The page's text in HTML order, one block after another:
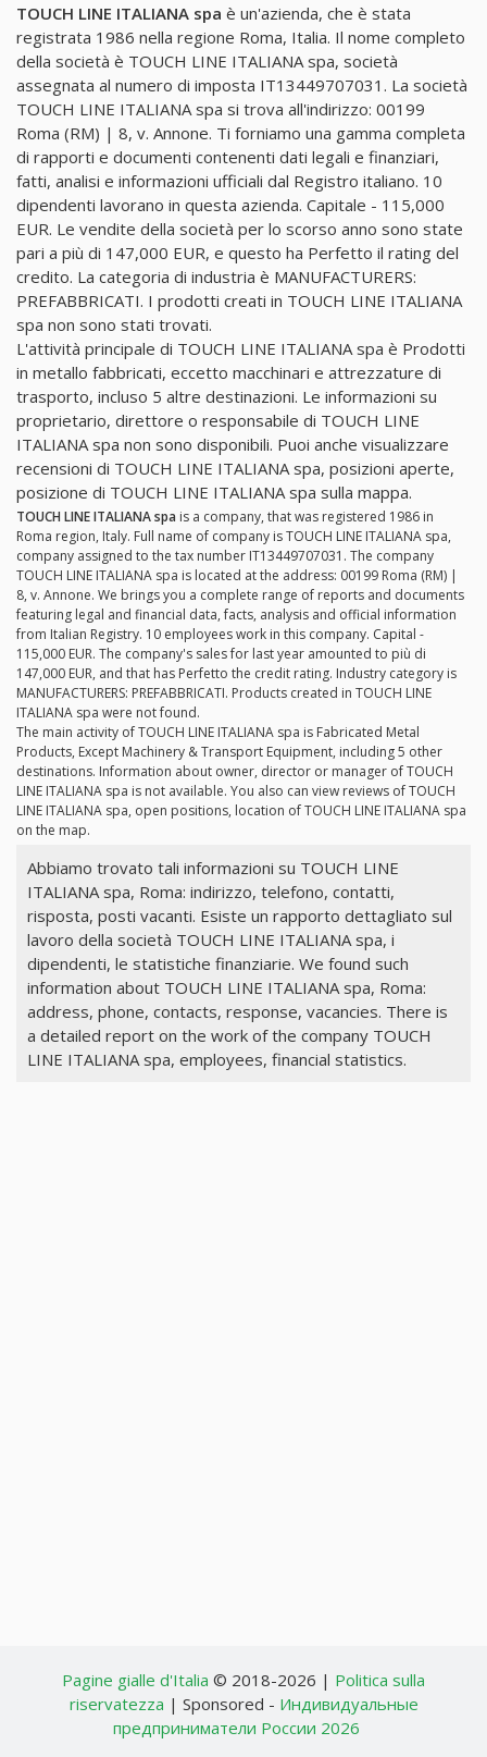
TOUCH LINE ITALIANA spa è un'azienda, che è stata
registrata 1986 nella regione Roma, Italia. Il nome completo
della società è TOUCH LINE ITALIANA spa, società
assegnata al numero di imposta IT13449707031. La società
TOUCH LINE ITALIANA spa si trova all'indirizzo: 00199
Roma (RM) | 8, v. Annone. Ti forniamo una gamma completa
di rapporti e documenti contenenti dati legali e finanziari,
fatti, analisi e informazioni ufficiali dal Registro italiano. 10
dipendenti lavorano in questa azienda. Capitale - 115,000
EUR. Le vendite della società per lo scorso anno sono state
pari a più di 147,000 EUR, e questo ha Perfetto il rating del
credito. La categoria di industria è MANUFACTURERS:
PREFABBRICATI. I prodotti creati in TOUCH LINE ITALIANA
spa non sono stati trovati.
L'attività principale di TOUCH LINE ITALIANA spa è Prodotti
in metallo fabbricati, eccetto macchinari e attrezzature di
trasporto, incluso 5 altre destinazioni. Le informazioni su
proprietario, direttore o responsabile di TOUCH LINE
ITALIANA spa non sono disponibili. Puoi anche visualizzare
recensioni di TOUCH LINE ITALIANA spa, posizioni aperte,
posizione di TOUCH LINE ITALIANA spa sulla mappa.
TOUCH LINE ITALIANA spa is a company, that was registered 1986 in
Roma region, Italy. Full name of company is TOUCH LINE ITALIANA spa,
company assigned to the tax number IT13449707031. The company
TOUCH LINE ITALIANA spa is located at the address: 00199 Roma (RM) |
8, v. Annone. We brings you a complete range of reports and documents
featuring legal and financial data, facts, analysis and official information
from Italian Registry. 10 employees work in this company. Capital -
115,000 EUR. The company's sales for last year amounted to più di
147,000 EUR, and that has Perfetto the credit rating. Industry category is
MANUFACTURERS: PREFABBRICATI. Products created in TOUCH LINE
ITALIANA spa were not found.
The main activity of TOUCH LINE ITALIANA spa is Fabricated Metal
Products, Except Machinery & Transport Equipment, including 5 other
destinations. Information about owner, director or manager of TOUCH
LINE ITALIANA spa is not available. You also can view reviews of TOUCH
LINE ITALIANA spa, open positions, location of TOUCH LINE ITALIANA spa
on the map.
Abbiamo trovato tali informazioni su TOUCH LINE
ITALIANA spa, Roma: indirizzo, telefono, contatti,
risposta, posti vacanti. Esiste un rapporto dettagliato sul
lavoro della società TOUCH LINE ITALIANA spa, i
dipendenti, le statistiche finanziarie. We found such
information about TOUCH LINE ITALIANA spa, Roma:
address, phone, contacts, response, vacancies. There is
a detailed report on the work of the company TOUCH
LINE ITALIANA spa, employees, financial statistics.
Pagine gialle d'Italia © 2018-2026 | Politica sulla
riservatezza | Sponsored - Индивидуальные
предприниматели России 2026